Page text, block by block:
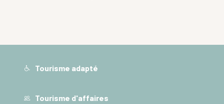
Tourisme adapté
Tourisme d'affaires